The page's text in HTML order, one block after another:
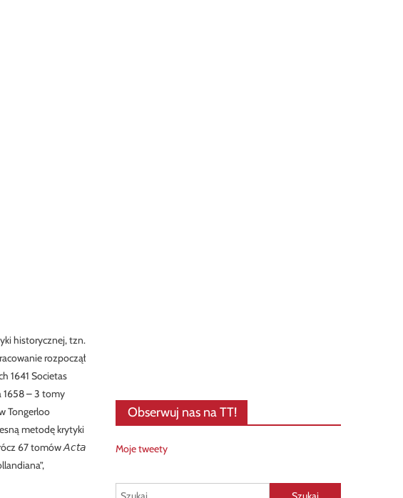
historycznej, tzn.
rozpoczął
1641 Societas
1658 – 3 tomy
Tongerloo
metodę krytyki
67 tomów 𝘈𝘤𝘵𝘢
Obserwuj nas na TT!
Moje tweety
Szukaj: